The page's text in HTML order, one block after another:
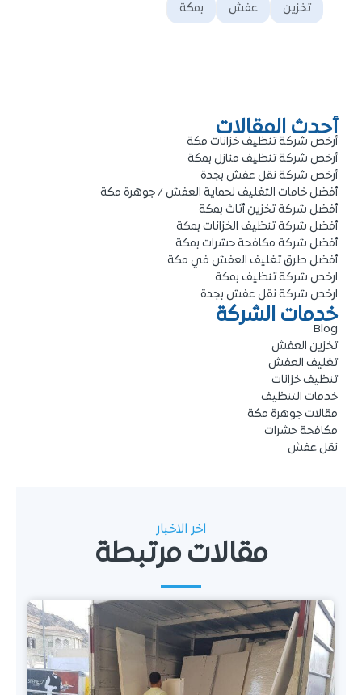
تخزين عفش بمكة
أحدث المقالات
أرخص شركة تنظيف خزانات مكة
أرخص شركة تنظيف منازل بمكة
أرخص شركة نقل عفش بجدة
أفضل خامات التغليف لحماية العفش / جوهرة مكة
أفضل شركة تخزين أثاث بمكة
أفضل شركة تنظيف الخزانات بمكة
أفضل شركة مكافحة حشرات بمكة
أفضل طرق تغليف العفش في مكة
ارخص شركة تنظيف بمكة
ارخص شركة نقل عفش بجدة
خدمات الشركة
Blog
تخزين العفش
تغليف العفش
تنظيف خزانات
خدمات التنظيف
مقالات جوهرة مكة
مكافحة حشرات
نقل عفش
اخر الاخبار
مقالات مرتبطة